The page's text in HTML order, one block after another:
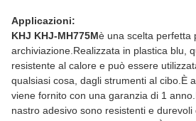
Applicazioni:
KHJ KHJ-MH775Mè una scelta perfetta
archiviazione.Realizzata in plastica blu,
resistente al calore e può essere
qualsiasi cosa, dagli strumenti al cibo.È
viene fornito con una garanzia di 1
nastro adesivo sono resistenti e